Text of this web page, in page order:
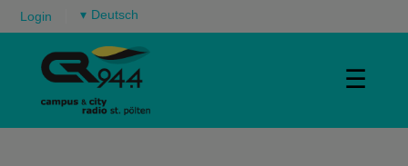
Login ▾
☰